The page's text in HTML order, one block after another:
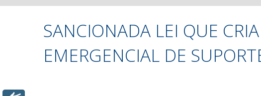
SANCIONADA LEI QUE
EMERGENCIAL DE